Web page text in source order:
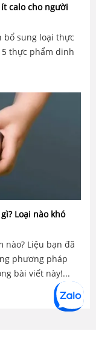
calo cho người
bổ sung loại thực
thực phẩm dinh
Loại nào khó
nào? Liệu bạn đã
phương pháp
bài viết này!...